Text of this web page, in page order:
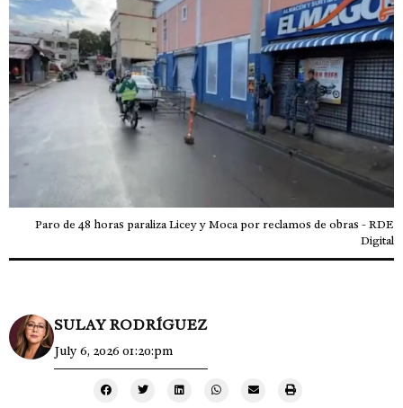
Paro de 48 horas paraliza Licey y Moca por reclamos de obras - RDE
Digital
SULAY RODRÍGUEZ
July 6, 2026 01:20:pm